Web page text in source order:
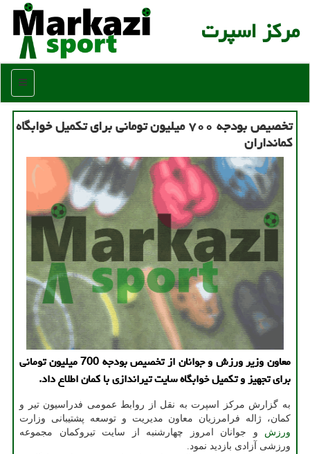
مركز اسپرت
منو
تخصیص بودجه ۷۰۰ میلیون تومانی برای تكمیل خوابگاه
كمانداران
معاون وزیر ورزش و جوانان از تخصیص بودجه 700 میلیون تومانی
برای تجهیز و تكمیل خوابگاه سایت تیراندازی با كمان اطلاع داد.
به گزارش مرکز اسپرت به نقل از روابط عمومی فدراسیون تیر و
کمان، ژاله فرامرزیان معاون مدیریت و توسعه پشتیبانی وزارت
ورزش و جوانان امروز چهارشنبه از سایت تیروکمان مجموعه
ورزشی آزادی بازدید نمود.